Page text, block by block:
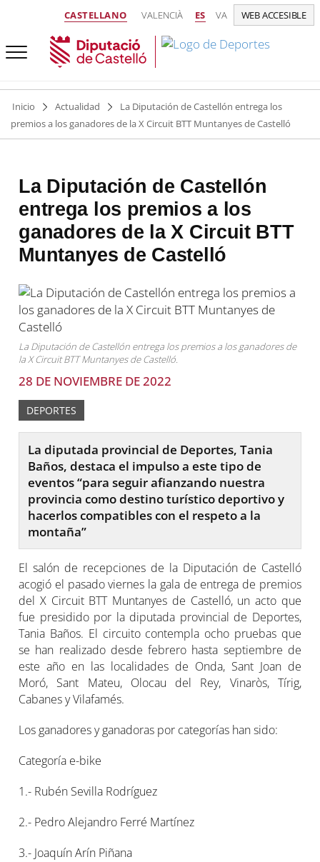
CASTELLANO VALENCIÀ ES VA WEB ACCESIBLE
Inicio Actualidad
La Diputación de Castellón entrega los
premios a los ganadores de la X Circuit BTT Muntanyes de Castelló
La Diputación de Castellón
entrega los premios a los
ganadores de la X Circuit BTT
Muntanyes de Castelló
La Diputación de Castellón entrega los premios a los ganadores de
la X Circuit BTT Muntanyes de Castelló.
28 DE NOVIEMBRE DE 2022
DEPORTES
La diputada provincial de Deportes, Tania
Baños, destaca el impulso a este tipo de
eventos “para seguir afianzando nuestra
provincia como destino turístico deportivo y
hacerlos compatibles con el respeto a la
montaña”
El salón de recepciones de la Diputación de Castelló
acogió el pasado viernes la gala de entrega de premios
del X Circuit BTT Muntanyes de Castelló, un acto que
fue presidido por la diputada provincial de Deportes,
Tania Baños. El circuito contempla ocho pruebas que
se han realizado desde febrero hasta septiembre de
este año en las localidades de Onda, Sant Joan de
Moró, Sant Mateu, Olocau del Rey, Vinaròs, Tírig,
Cabanes y Vilafamés.
Los ganadores y ganadoras por categorías han sido:
Categoría e-bike
1.- Rubén Sevilla Rodríguez
2.- Pedro Alejandro Ferré Martínez
3.- Joaquín Arín Piñana